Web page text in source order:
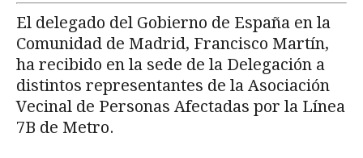
El delegado del Gobierno de España en la
Comunidad de Madrid, Francisco Martín,
ha recibido en la sede de la Delegación a
distintos representantes de la Asociación
Vecinal de Personas Afectadas por la Línea
7B de Metro.